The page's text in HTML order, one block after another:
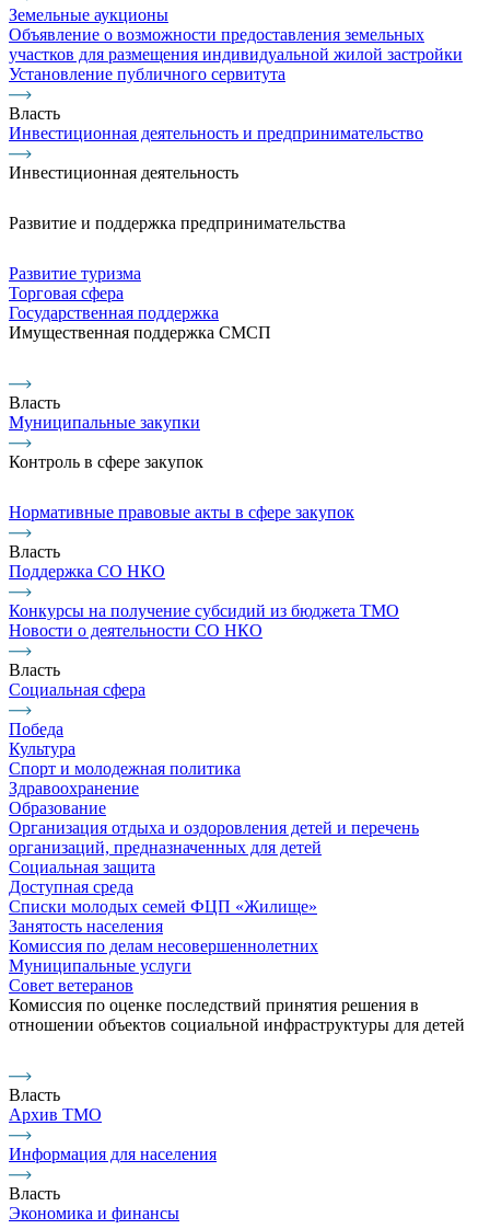
Земельные аукционы
Объявление о возможности предоставления земельных
участков для размещения индивидуальной жилой застройки
Установление публичного сервитута
Власть
Инвестиционная деятельность и предпринимательство
Инвестиционная деятельность
Развитие и поддержка предпринимательства
Развитие туризма
Торговая сфера
Государственная поддержка
Имущественная поддержка СМСП
Власть
Муниципальные закупки
Контроль в сфере закупок
Нормативные правовые акты в сфере закупок
Власть
Поддержка СО НКО
Конкурсы на получение субсидий из бюджета ТМО
Новости о деятельности СО НКО
Власть
Социальная сфера
Победа
Культура
Спорт и молодежная политика
Здравоохранение
Образование
Организация отдыха и оздоровления детей и перечень
организаций, предназначенных для детей
Социальная защита
Доступная среда
Списки молодых семей ФЦП «Жилище»
Занятость населения
Комиссия по делам несовершеннолетних
Муниципальные услуги
Совет ветеранов
Комиссия по оценке последствий принятия решения в
отношении объектов социальной инфраструктуры для детей
Власть
Архив ТМО
Информация для населения
Власть
Экономика и финансы